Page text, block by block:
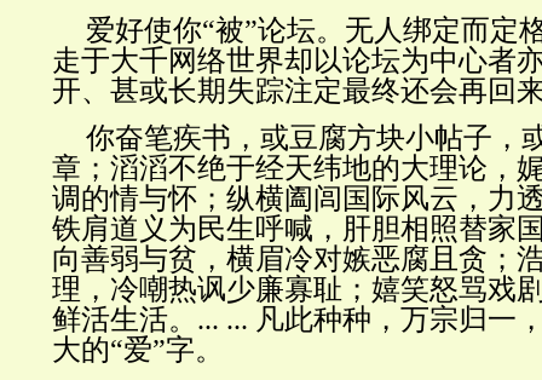
爱好使你“被”论坛。无人绑定而定
走于大千网络世界却以论坛为中心者
开、甚或长期失踪注定最终还会再回
你奋笔疾书，或豆腐方块小帖子，
章；滔滔不绝于经天纬地的大理论，
调的情与怀；纵横阖闾国际风云，力
铁肩道义为民生呼喊，肝胆相照替家
向善弱与贫，横眉冷对嫉恶腐且贪；
理，冷嘲热讽少廉寡耻；嬉笑怒骂戏
鲜活生活。... ... 凡此种种，万宗归一
大的“爱”字。